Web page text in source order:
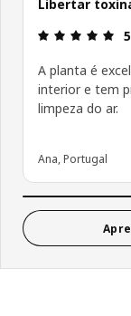
Libertar
5
A planta é
interior e tem
limpeza do ar.
Ana, Portugal